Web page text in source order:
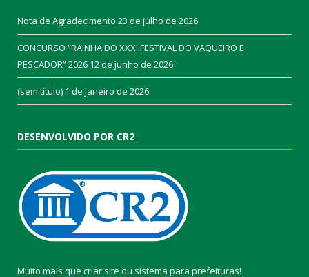
Nota de Agradecimento 23 de julho de 2026
CONCURSO “RAINHA DO XXXI FESTIVAL DO VAQUEIRO E
PESCADOR” 2026 12 de junho de 2026
(sem título) 1 de janeiro de 2026
DESENVOLVIDO POR CR2
Muito mais que criar site ou sistema para prefeituras!